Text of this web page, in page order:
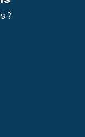
?